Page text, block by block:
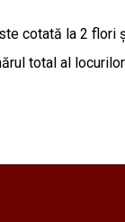
cotată la 2 flori
total al